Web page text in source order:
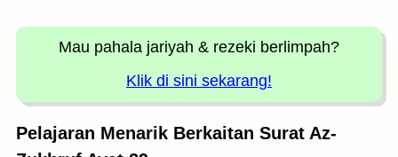
Mau pahala jariyah & rezeki berlimpah?
Klik di sini sekarang!
Pelajaran Menarik Berkaitan Surat Az-